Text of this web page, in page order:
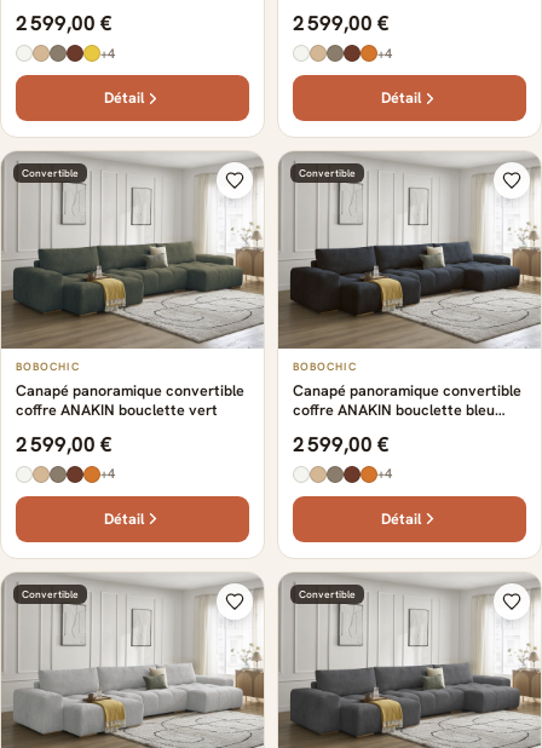
2 599,00 €
+4
Détail
2 599,00 €
+4
Détail
Convertible
BOBOCHIC
Canapé panoramique convertible
coffre ANAKIN bouclette vert
2 599,00 €
+4
Détail
Convertible
BOBOCHIC
Canapé panoramique convertible
coffre ANAKIN bouclette bleu
2 599,00 €
+4
Détail
Convertible Convertible